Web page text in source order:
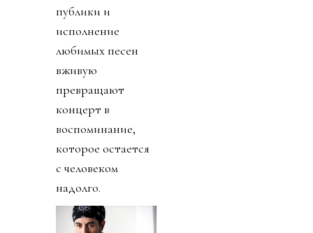
публики и
исполнение
любимых песен
вживую
превращают
концерт в
воспоминание,
которое остается
с человеком
надолго.